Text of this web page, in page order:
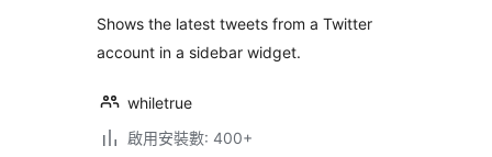
數
Shows the latest tweets from a Twitter
account in a sidebar widget.
whiletrue
啟用安裝數: 400+